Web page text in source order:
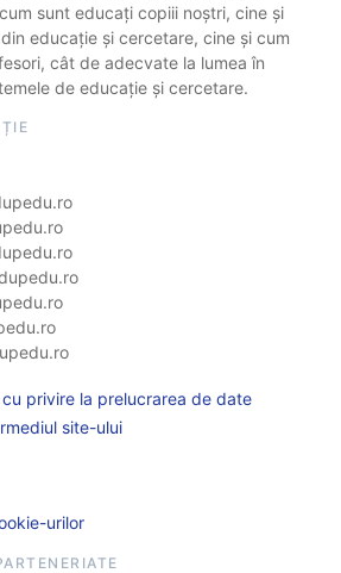
sunt educați copiii noștri, cine și
educație și cercetare, cine și cum
cât de adecvate la lumea în
de educație și cercetare.
privire la prelucrarea de date
site-ului
urilor